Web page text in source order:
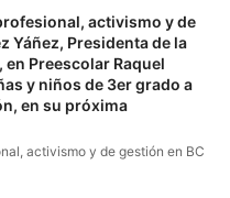
activismo y de
Yáñez, Presidenta de la
en Preescolar Raquel
y niños de 3er grado a
en su próxima
activismo y de gestión en BC